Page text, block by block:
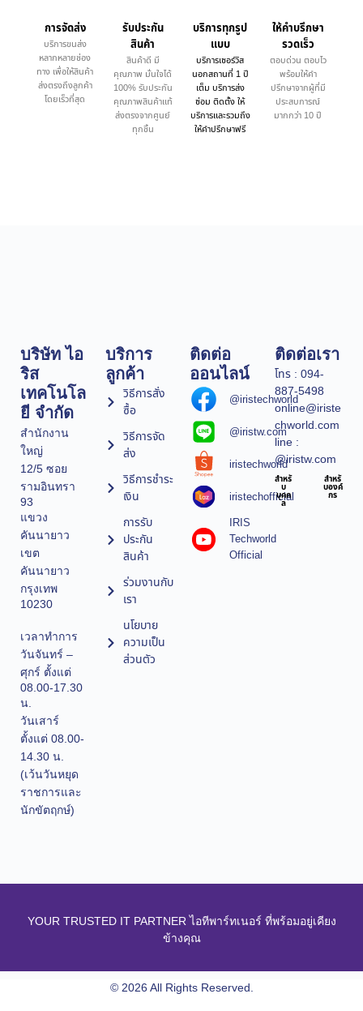
การจัดส่ง
บริการขนส่ง
หลากหลายช่อง
ทาง เพื่อให้สินค้า
ส่งตรงถึงลูกค้า
โดยเร็วที่สุด
รับประกัน
สินค้า
สินค้าดี มี
คุณภาพ มั่นใจได้
100% รับประกัน
คุณภาพสินค้าแท้
ส่งตรงจากศูนย์
ทุกชิ้น
บริการทุกรูป
แบบ
บริการเซอร์วิส
นอกสถานที่ 1 ปี
เต็ม บริการส่ง
ซ่อม ติดตั้ง ให้
บริการและรวมถึง
ให้คำปรึกษาฟรี
ให้คำบรึกษา
รวดเร็ว
ตอบด่วน ตอบไว
พร้อมให้คำ
ปรึกษาจากผู้ที่มี
ประสบการณ์
มากกว่า 10 ปี
บริษัท ไอ
ริส
เทคโนโล
ยี จำกัด
สำนักงาน
ใหญ่
12/5 ซอย
รามอินทรา
93
แขวง
คันนายาว
เขต
คันนายาว
กรุงเทพ
10230
เวลาทำการ
วันจันทร์ –
ศุกร์ ตั้งแต่
08.00-17.30
น.
วันเสาร์
ตั้งแต่ 08.00-
14.30 น.
(เว้นวันหยุด
ราชการและ
นักขัตฤกษ์)
บริการ
ลูกค้า
วิธีการสั่ง
ซื้อ
วิธีการจัด
ส่ง
วิธีการชำระ
เงิน
การรับ
ประกัน
สินค้า
ร่วมงานกับ
เรา
นโยบาย
ความเป็น
ส่วนตัว
ติดต่อ
ออนไลน์
@iristechworld
@iristw.com
iristechworld
iristechofficial
IRIS
Techworld
Official
ติดต่อเรา
โทร : 094-
887-5498
online@iriste
chworld.com
line :
@iristw.com
สำหรั
บ
บุคค
ล
สำหรั
บองค์
กร
YOUR TRUSTED IT PARTNER ไอทีพาร์ทเนอร์ ที่พร้อมอยู่เคียง
ข้างคุณ
© 2026 All Rights Reserved.